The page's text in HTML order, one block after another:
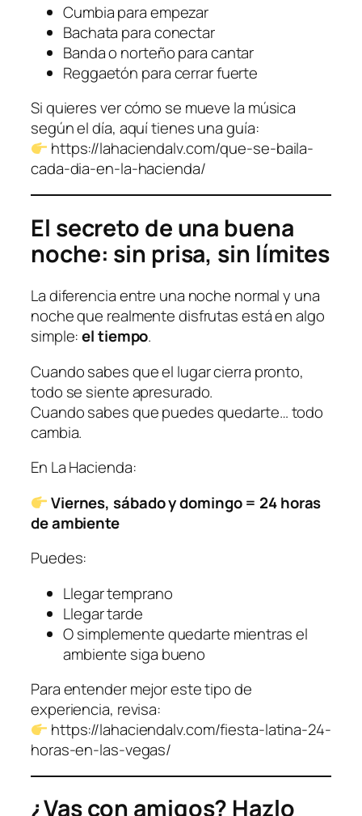
Cumbia para empezar
Bachata para conectar
Banda o norteño para cantar
Reggaetón para cerrar fuerte
Si quieres ver cómo se mueve la música
según el día, aquí tienes una guía:
https://lahaciendalv.com/que-se-baila-
cada-dia-en-la-hacienda/
El secreto de una buena
noche: sin prisa, sin límites
La diferencia entre una noche normal y una
noche que realmente disfrutas está en algo
simple:el tiempo.
Cuando sabes que el lugar cierra pronto,
todo se siente apresurado.
Cuando sabes que puedes quedarte… todo
cambia.
En La Hacienda:
Viernes, sábado y domingo = 24 horas
de ambiente
Puedes:
Llegar temprano
Llegar tarde
O simplemente quedarte mientras el
ambiente siga bueno
Para entender mejor este tipo de
experiencia, revisa:
https://lahaciendalv.com/fiesta-latina-24-
horas-en-las-vegas/
¿Vas con amigos? Hazlo